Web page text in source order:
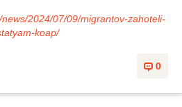
2024/07/09/migrantov-zahoteli-
koap/
0